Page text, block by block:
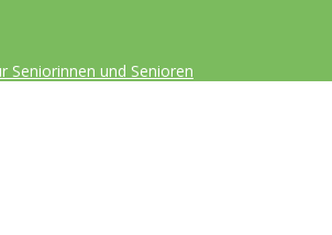
Seniorinnen und Senioren